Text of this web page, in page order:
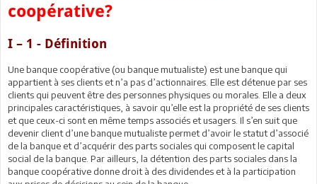
coopérative?
I – 1 - Définition
Une banque coopérative (ou banque mutualiste) est une banque qui
appartient à ses clients et n’a pas d’actionnaires. Elle est détenue par ses
clients qui peuvent être des personnes physiques ou morales. Elle a deux
principales caractéristiques, à savoir qu’elle est la propriété de ses clients
et que ceux-ci sont en même temps associés et usagers. Il s’en suit que
devenir client d’une banque mutualiste permet d’avoir le statut d’associé
de la banque et d’acquérir des parts sociales qui composent le capital
social de la banque. Par ailleurs, la détention des parts sociales dans la
banque coopérative donne droit à des dividendes et à la participation